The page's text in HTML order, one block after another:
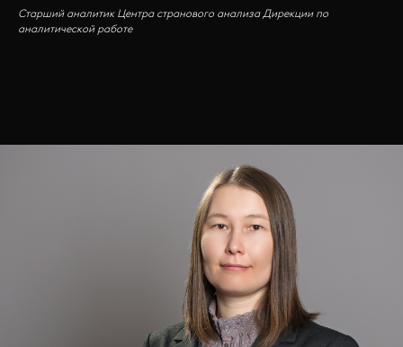
Старший аналитик Центра странового анализа Дирекции по
аналитической работе